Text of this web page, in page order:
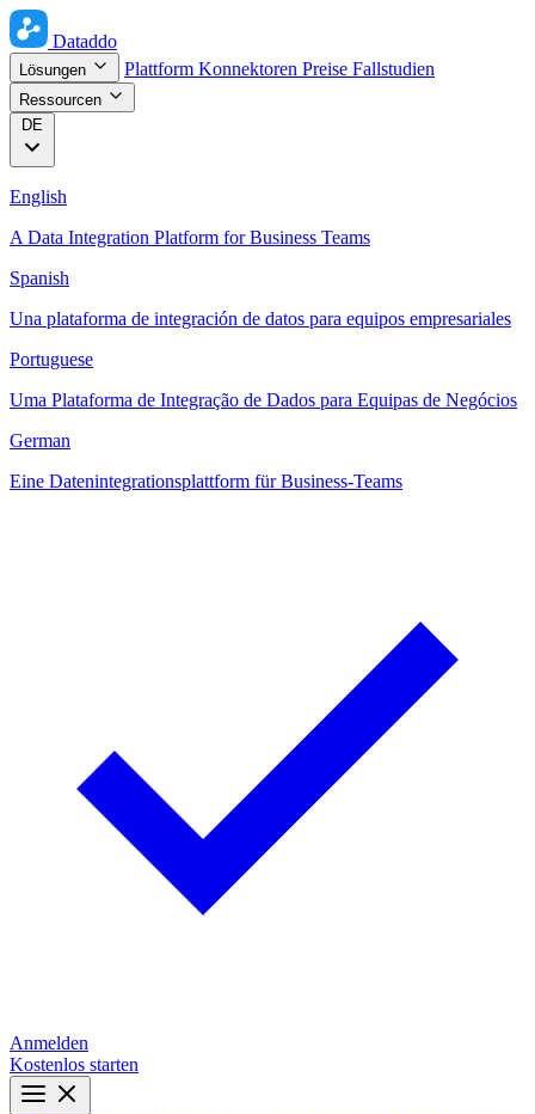
Dataddo
Lösungen Plattform Konnektoren Preise Fallstudien
Ressourcen
DE
English
A Data Integration Platform for Business Teams
Spanish
Una plataforma de integración de datos para equipos empresariales
Portuguese
Uma Plataforma de Integração de Dados para Equipas de Negócios
German
Eine Datenintegrationsplattform für Business-Teams
Anmelden
Kostenlos starten